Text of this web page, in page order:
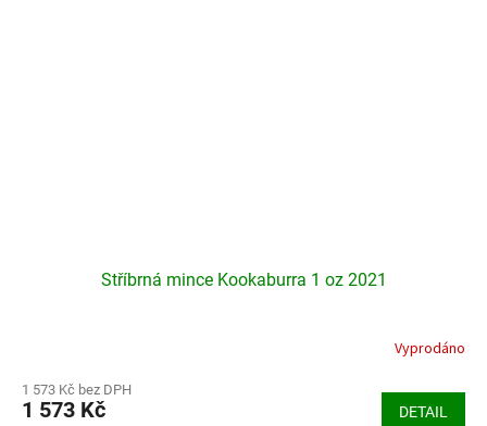
Stříbrná mince Kookaburra 1 oz 2021
produktu
je
Vyprodáno
1 573 Kč bez DPH
1 573 Kč DETAIL